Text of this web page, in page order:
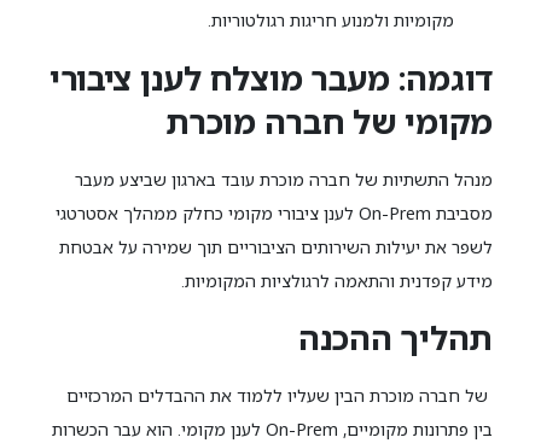
מקומיות ולמנוע חריגות רגולטוריות.
דוגמה: מעבר מוצלח לענן ציבורי
מקומי של חברה מוכרת
מנהל התשתיות של חברה מוכרת עובד בארגון שביצע מעבר
מסביבת On-Prem לענן ציבורי מקומי כחלק ממהלך אסטרטגי
לשפר את יעילות השירותים הציבוריים תוך שמירה על אבטחת
מידע קפדנית והתאמה לרגולציות המקומיות.
תהליך ההכנה
של חברה מוכרת הבין שעליו ללמוד את ההבדלים המרכזיים
בין פתרונות מקומיים, On-Prem לענן מקומי. הוא עבר הכשרות